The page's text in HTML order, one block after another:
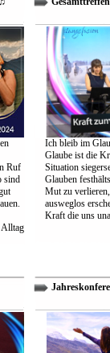
Ruf
sind
Alltag
Ich bleib im
Glaube ist die
Situation
Glauben
Mut zu
ausweglos
Kraft die uns